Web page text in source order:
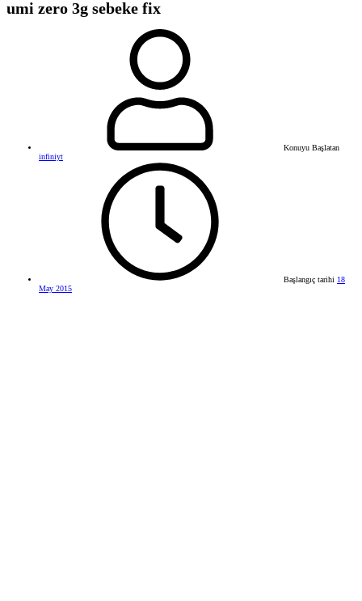
umi zero 3g sebeke fix
Konuyu Başlatan
infiniyt
Başlangıç tarihi 18
May 2015